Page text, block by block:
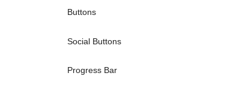
Buttons
Social Buttons
Progress Bar